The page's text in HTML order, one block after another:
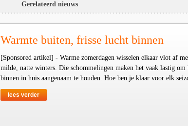
Gerelateerd nieuws
Warmte buiten, frisse lucht binnen
[Sponsored artikel] - Warme zomerdagen wisselen elkaar vlot af
milde, natte winters. Die schommelingen maken het vaak lastig om
binnen in huis aangenaam te houden. Hoe ben je klaar voor elk
lees verder